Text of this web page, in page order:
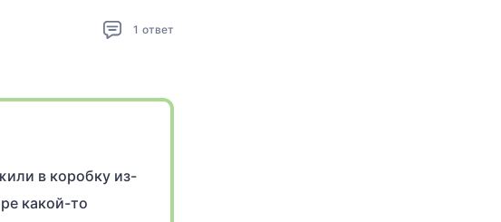
1 ответ
в коробку из-
какой-то